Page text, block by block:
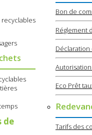
de
Bon de
Réglement
Déclaration
Eco Prêt
Tarifs des